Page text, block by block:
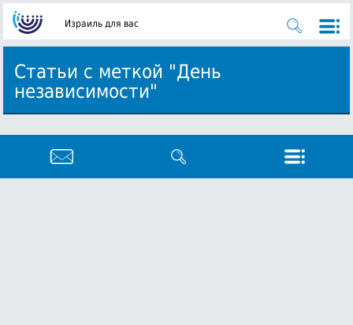
Израиль для вас
Статьи с меткой "День
независимости"